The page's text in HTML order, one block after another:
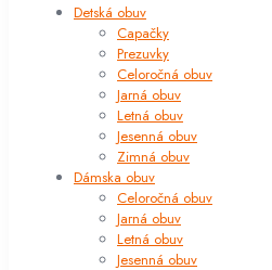
Detská obuv
Capačky
Prezuvky
Celoročná obuv
Jarná obuv
Letná obuv
Jesenná obuv
Zimná obuv
Dámska obuv
Celoročná obuv
Jarná obuv
Letná obuv
Jesenná obuv